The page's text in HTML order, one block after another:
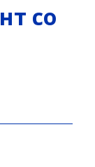
со